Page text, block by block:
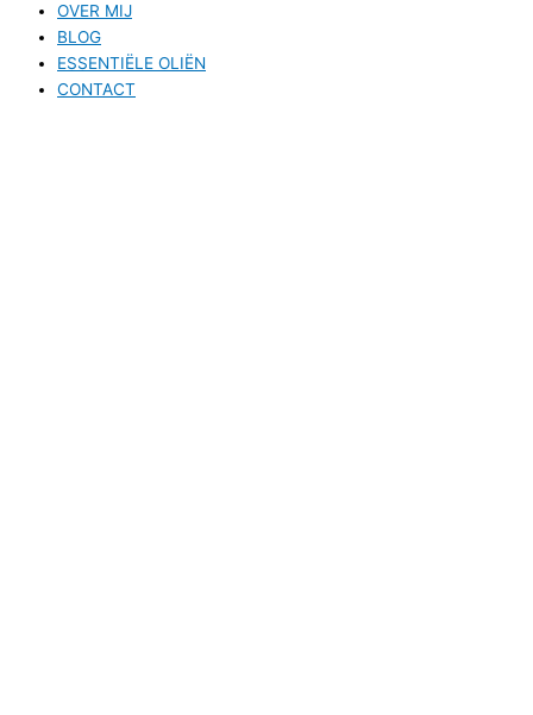
OVER MIJ
BLOG
ESSENTIËLE OLIËN
CONTACT